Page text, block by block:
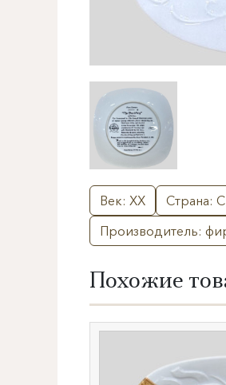
Век: XX Страна:
Производитель:
Похожие